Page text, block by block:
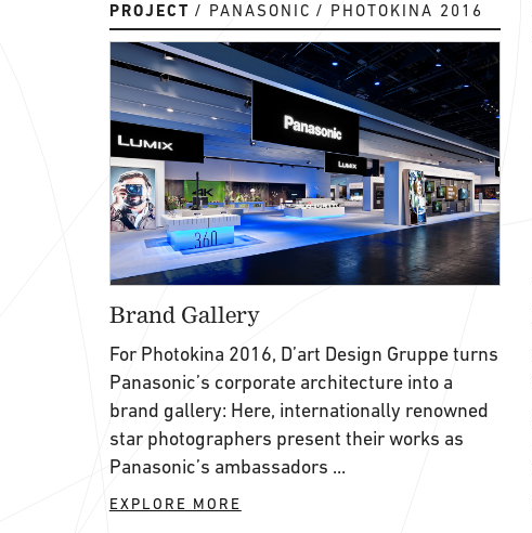
PROJECT PANASONIC PHOTOKINA 2016
Brand Gallery
For Photokina 2016, D’art Design Gruppe turns
Panasonic’s corporate architecture into a
brand gallery: Here, internationally renowned
star photographers present their works as
Panasonic’s ambassadors ...
EXPLORE MORE